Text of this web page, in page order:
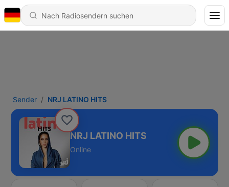
Sender NRJ LATINO HITS
NRJ LATINO HITS
Online